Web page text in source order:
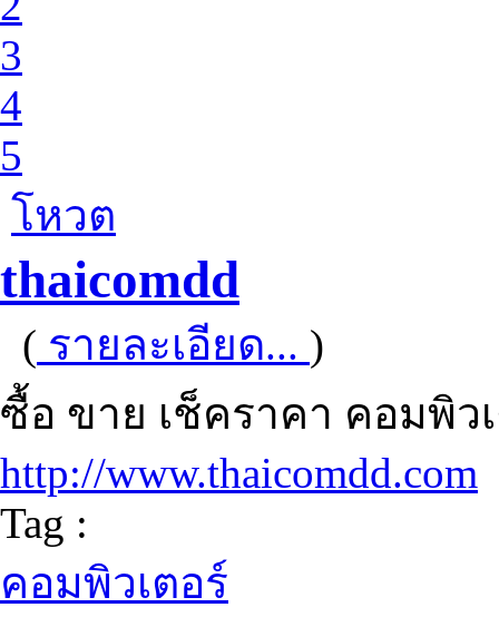
3
4
5
โหวต
thaicomdd
( รายละเอียด... )
ซื้อ ขาย เช็คราคา คอมพิ
http://www.thaicomdd.com
Tag :
คอมพิวเตอร์